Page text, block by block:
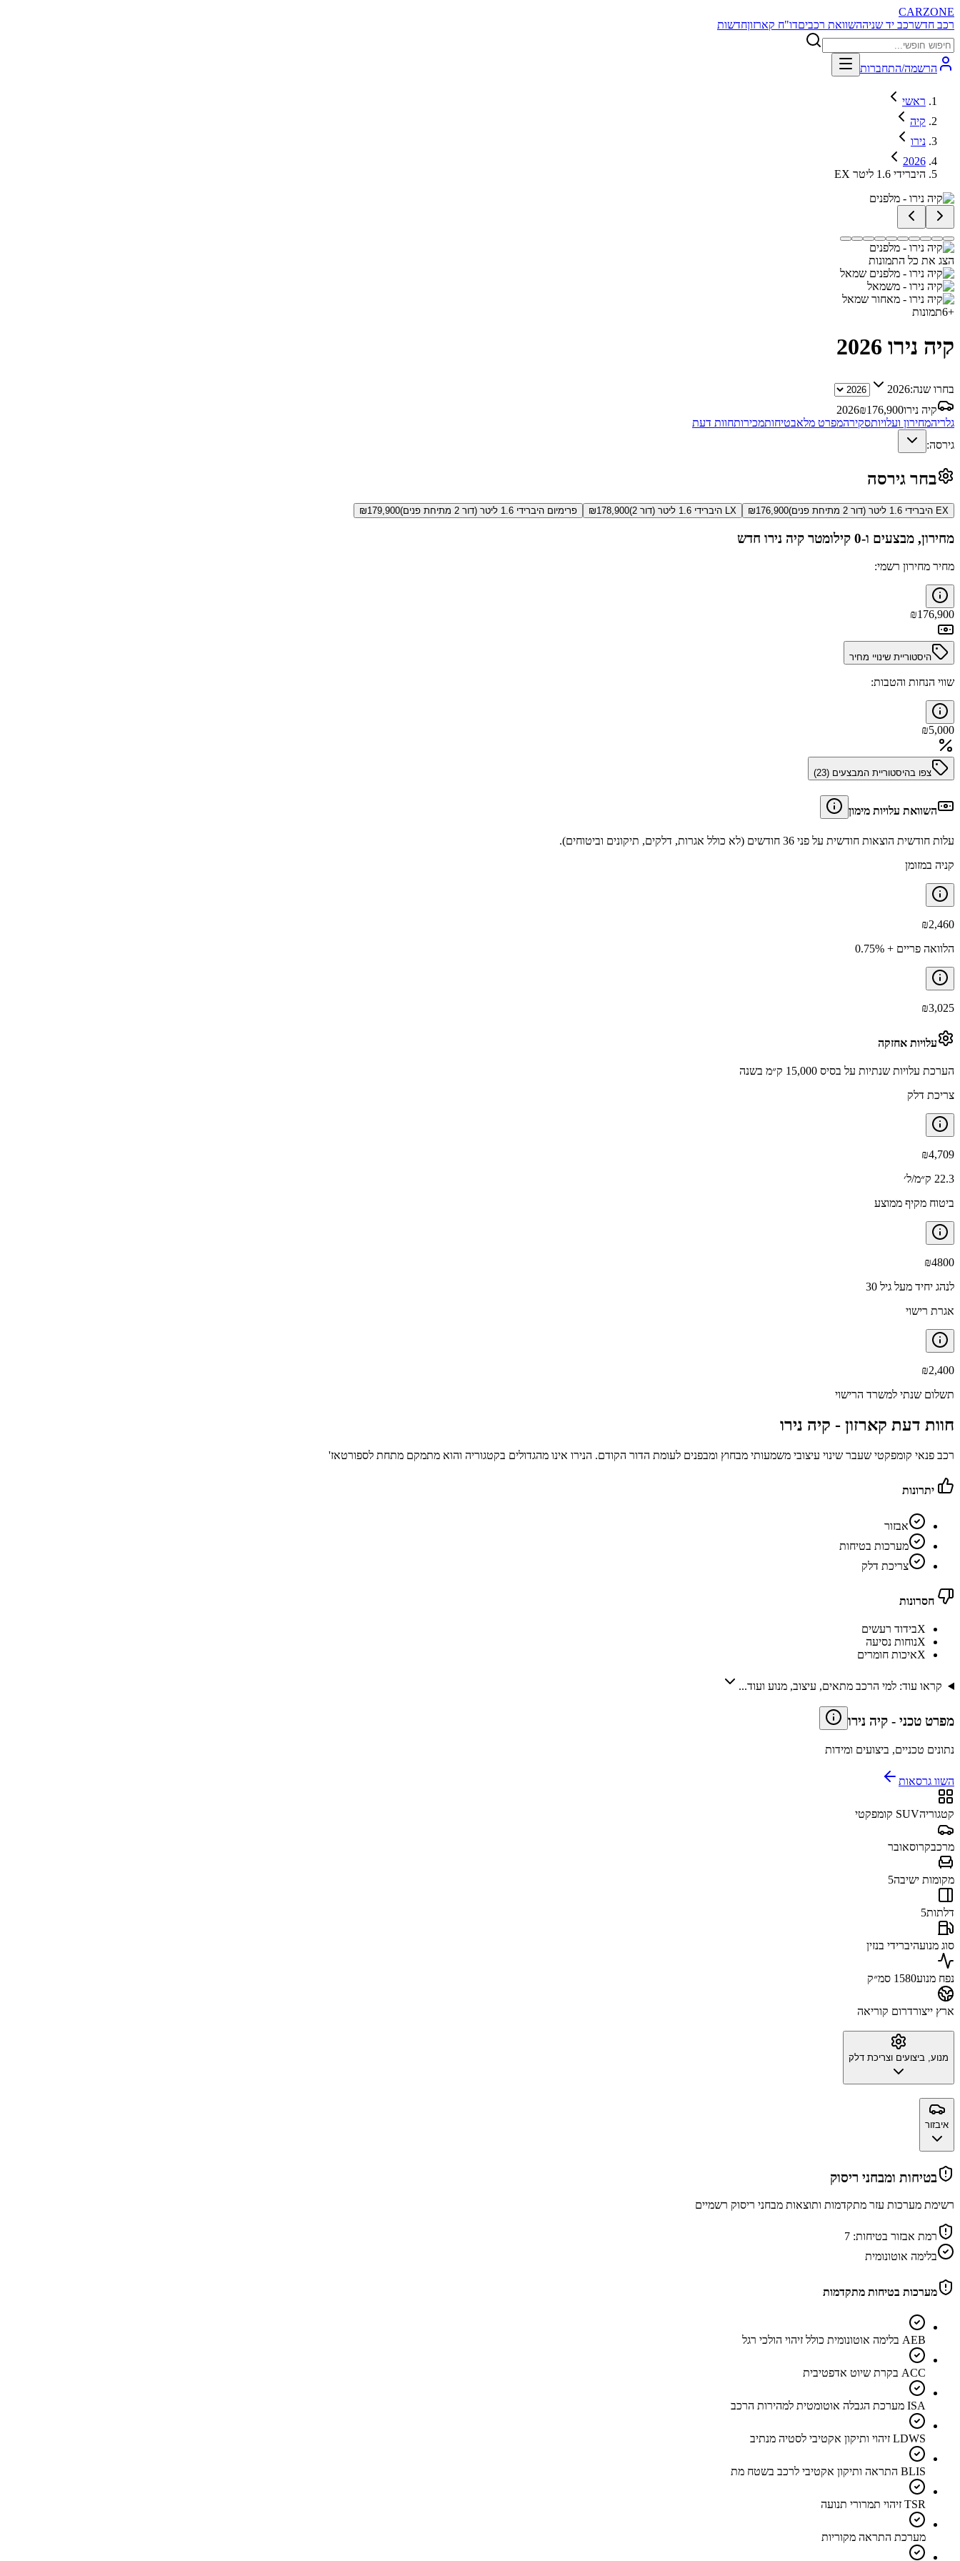
CARZONE
רכב חדשרכב יד שניההשוואת רכביםדו"ח קארזוןחדשות
הרשמה/התחברות
ראשי
קיה
נירו
2026
EX היברידי 1.6 ליטר
הצג את כל התמונות
+
6תמונות
קיה נירו 2026
בחרו שנה:2026
קיה נירו
2026₪176,900
גלריהמחירון ועלויותסקירהמפרט מלאבטיחותמכירותחוות דעת
גירסה:
בחר גירסה
EX היברידי 1.6 ליטר (דור 2 מתיחת פנים) ₪176,900 LX היברידי 1.6 ליטר (דור 2) ₪178,900 פרימיום היברידי 1.6 ליטר (דור 2 מתיחת פנים) ₪179,900
מחירון, מבצעים ו-0 קילומטר קיה נירו חדש
מחיר מחירון רשמי:
₪176,900
היסטוריית שינויי מחיר
שווי הנחות והטבות:
₪5,000
צפו בהיסטוריית המבצעים (23
)
השוואת עלויות מימון
עלות חודשית הוצאות חודשית על פני 36 חודשים (לא כולל אגרות, דלקים, תיקונים וביטוחים).
קניה במזומן
₪2,460
הלוואה פריים + 0.75%
₪3,025
עלויות אחזקה
הערכת עלויות שנתיות על בסיס 15,000 ק״מ בשנה
צריכת דלק
₪4,709
22.3 ק״מ/ל׳
ביטוח מקיף ממוצע
₪4800
לנהג יחיד מעל גיל 30
אגרת רישוי
₪2,400
תשלום שנתי למשרד הרישוי
חוות דעת קארזון - קיה נירו
רכב פנאי קומפקטי שעבר שינוי עיצובי משמעותי מבחוץ ומבפנים לעומת הדור הקודם. הנירו אינו מהגדולים בקטגוריה והוא מתמקם מתחת לספורטאז'
יתרונות
אבזור
מערכות בטיחות
צריכת דלק
חסרונות
Xבידוד רעשים
Xנוחות נסיעה
Xאיכות חומרים
קראו עוד: למי הרכב מתאים, עיצוב, מנוע ועוד...
מפרט טכני - קיה נירו
נתונים טכניים, ביצועים ומידות
השוו גרסאות
קטגוריהSUV קומפקטי
מרכבקרוסאובר
מקומות ישיבה5
דלתות5
סוג מנועהיברידי בנזין
נפח מנוע1580 סמ״ק
ארץ ייצורדרום קוריאה
מנוע, ביצועים וצריכת דלק
איבזור
בטיחות ומבחני ריסוק
רשימת מערכות עזר מתקדמות ותוצאות מבחני ריסוק רשמיים
רמת אבזור בטיחות: 7
בלימה אוטונומית
מערכות בטיחות מתקדמות
AEB בלימה אוטונומית כולל זיהוי הולכי רגל
ACC בקרת שיוט אדפטיבית
ISA מערכת הגבלה אוטומטית למהירות הרכב
LDWS זיהוי ותיקון אקטיבי לסטיה מנתיב
BLIS התראה ותיקון אקטיבי לרכב בשטח מת
TSR זיהוי תמרורי תנועה
מערכת התראה מקוריות